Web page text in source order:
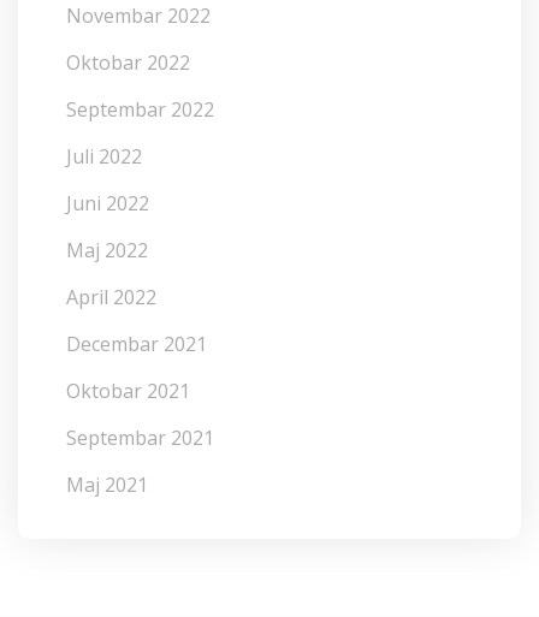
Novembar 2022
Oktobar 2022
Septembar 2022
Juli 2022
Juni 2022
Maj 2022
April 2022
Decembar 2021
Oktobar 2021
Septembar 2021
Maj 2021